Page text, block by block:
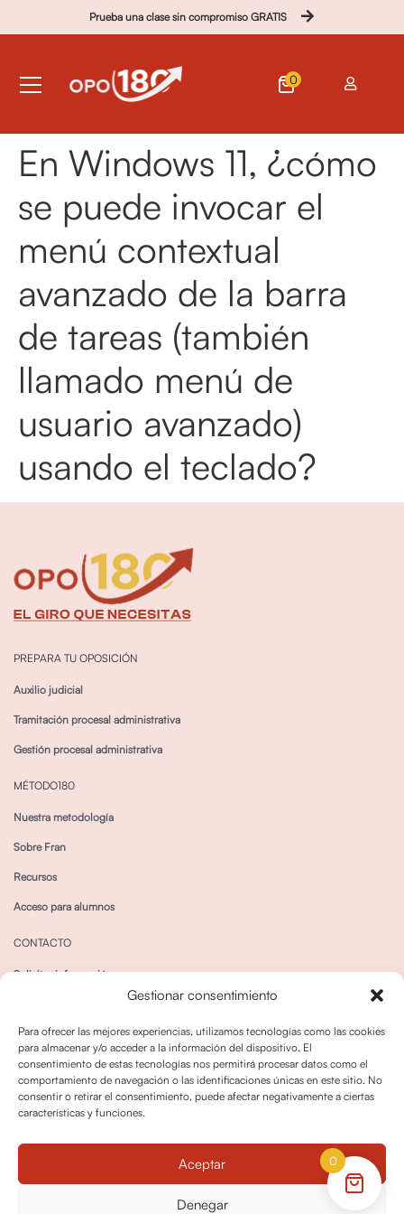
Gestionar consentimiento
Para ofrecer las mejores experiencias, utilizamos tecnologías como las cookies
para almacenar y/o acceder a la información del dispositivo. El
consentimiento de estas tecnologías nos permitirá procesar datos como el
comportamiento de navegación o las identificaciones únicas en este sitio. No
consentir o retirar el consentimiento, puede afectar negativamente a ciertas
características y funciones.
Aceptar
Denegar
Prueba una clase sin compromiso GRATIS
0
En Windows 11, ¿cómo
se puede invocar el
menú contextual
avanzado de la barra
de tareas (también
llamado menú de
usuario avanzado)
usando el teclado?
PREPARA TU OPOSICIÓN
Auxilio judicial
Tramitación procesal administrativa
Gestión procesal administrativa
MÉTODO180
Nuestra metodología
Sobre Fran
Recursos
Acceso para alumnos
CONTACTO
Solicitar información
Política de cookies
Política dedevoluciones y cancelaciones
0